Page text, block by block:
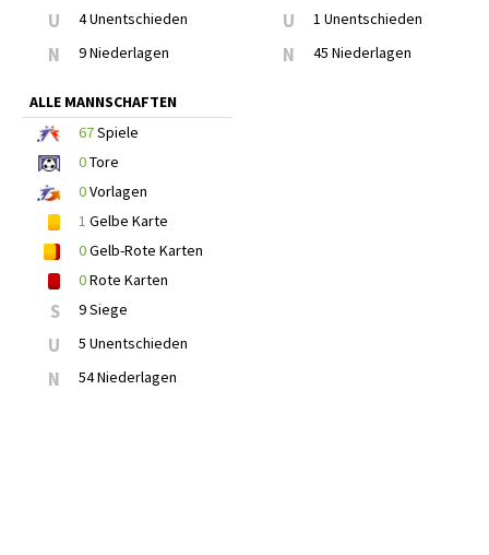
U 4 Unentschieden
N 9 Niederlagen
U 1 Unentschieden
N 45 Niederlagen
ALLE MANNSCHAFTEN
67Spiele
0Tore
0Vorlagen
1 Gelbe Karte
0Gelb-Rote Karten
0Rote Karten
S 9 Siege
U 5 Unentschieden
N 54 Niederlagen